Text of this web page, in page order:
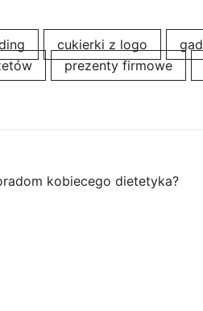
cukierki z logo
prezenty firmowe
kobiecego dietetyka?